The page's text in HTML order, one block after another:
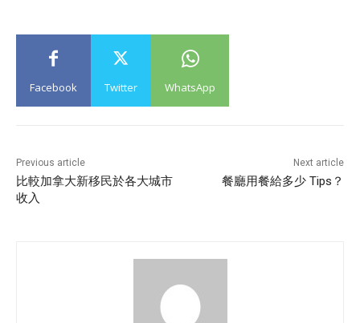
Facebook Twitter WhatsApp
Previous article
比較加拿大新移民於各大城市
收入
Next article
餐廳用餐給多少 Tips？